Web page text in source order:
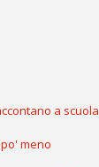
a scuola
meno